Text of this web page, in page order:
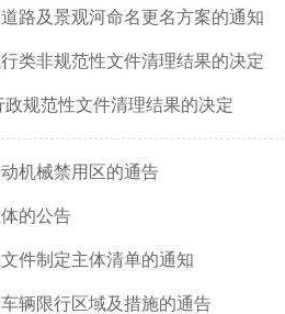
路及景观河命名更名方案的通知
类非规范性文件清理结果的决定
规范性文件清理结果的决定
机械禁用区的通告
的公告
件制定主体清单的通知
辆限行区域及措施的通告